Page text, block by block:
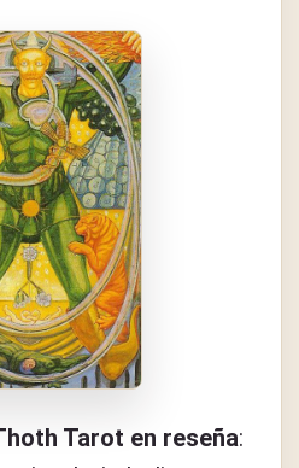
Tarot en reseña: